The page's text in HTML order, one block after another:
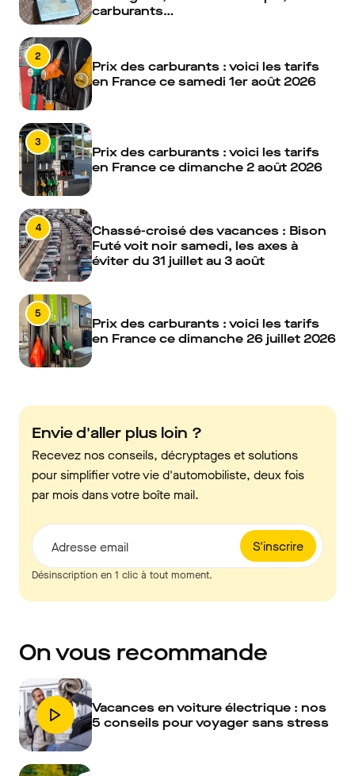
carburants…
2
Prix des carburants : voici les tarifs
en France ce samedi 1er août 2026
3
Prix des carburants : voici les tarifs
en France ce dimanche 2 août 2026
4
Chassé-croisé des vacances : Bison
Futé voit noir samedi, les axes à
éviter du 31 juillet au 3 août
5
Prix des carburants : voici les tarifs
en France ce dimanche 26 juillet 2026
Envie d'aller plus loin ?
Recevez nos conseils, décryptages et solutions
pour simplifier votre vie d'automobiliste, deux fois
par mois dans votre boîte mail.
S'inscrire
Adresse email
Désinscription en 1 clic à tout moment.
On vous recommande
Vacances en voiture électrique : nos
5 conseils pour voyager sans stress